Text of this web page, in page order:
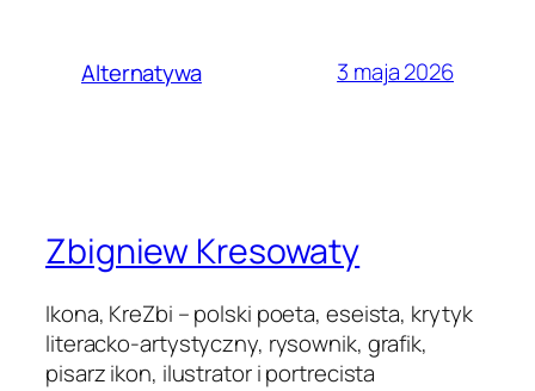
Alternatywa 3 maja 2026
Zbigniew Kresowaty
Ikona, KreZbi – polski poeta, eseista, krytyk
literacko-artystyczny, rysownik, grafik,
pisarz ikon, ilustrator i portrecista